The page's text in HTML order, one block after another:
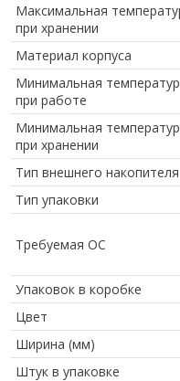
Максимальная
при хранении
Материал корпуса
Минимальная
при работе
Минимальная
при хранении
Тип внешнего накопителя
Тип упаковки
Требуемая ОС
Упаковок в коробке
Цвет
Ширина (мм)
Штук в упаковке